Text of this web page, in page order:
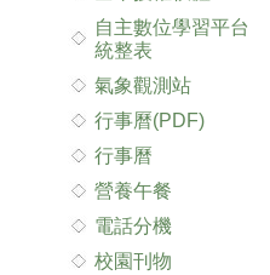
自主數位學習平台
統整表
氣象觀測站
行事曆(PDF)
行事曆
營養午餐
電話分機
校園刊物